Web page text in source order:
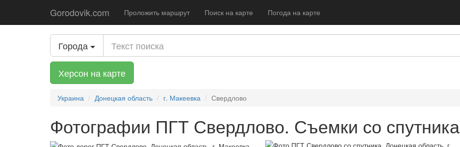
Gorodovik.com Проложить маршрут Поиск на карте Погода на карте
Города
Херсон на карте
Украина Донецкая область г. Макеевка Свердлово
Фотографии ПГТ Свердлово. Съемки со спутника